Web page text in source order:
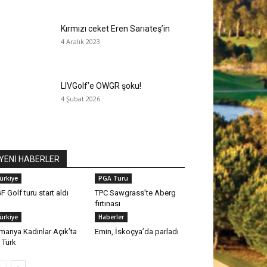
Kırmızı ceket Eren Sarıateş’in
4 Aralık 2023
LIVGolf’e OWGR şoku!
4 Şubat 2026
HABERLER
Golf turu start aldı
PGA Turu
TPC Sawgrass’te Aberg
fırtınası
Kadınlar Açık’ta
Haberler
Emin, İskoçya’da parladı